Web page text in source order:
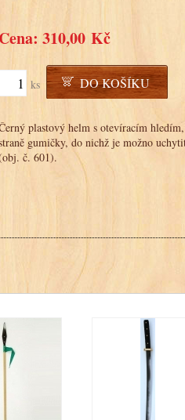
Cena: 310,00 Kč
ks DO KOŠÍKU
plastový helm s otevíracím
gumičky, do nichž je možno
č. 601).